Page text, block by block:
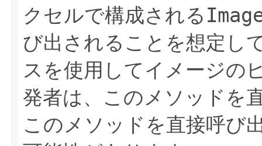
クセルで構成される
び出されることを想定し
スを使用してイメージの
発者は、このメソッドを
このメソッドを直接呼び